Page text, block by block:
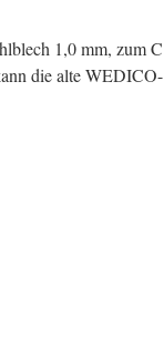
1,0 mm, zum C
die alte WEDICO-